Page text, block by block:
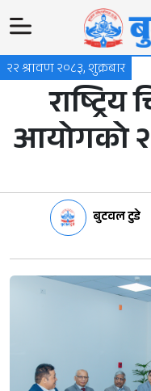
२२ श्रावण २०८३, शुक्रबार
आयोगको
बुटवल टुडे